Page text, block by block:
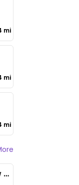
mi
mi
mi
I Couldn’t Unsee It — How Thailand Turned My Beliefs Into Action⁠